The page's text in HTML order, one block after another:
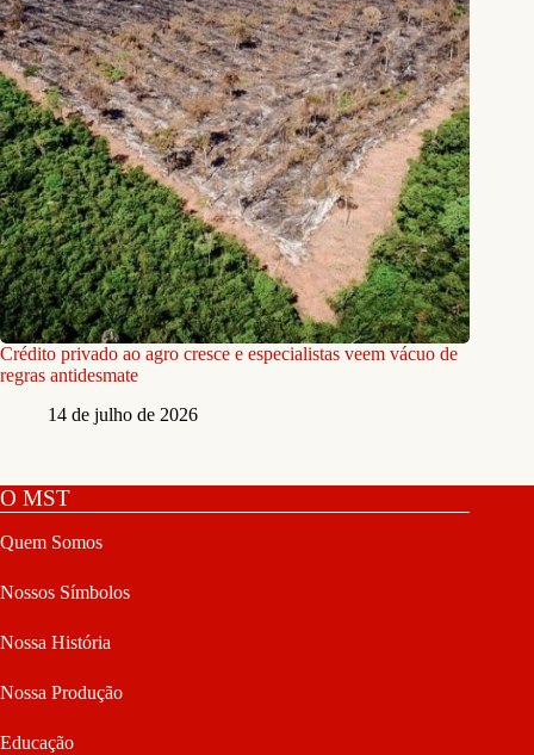
Crédito privado ao agro cresce e especialistas veem vácuo de
regras antidesmate
14 de julho de 2026
O MST
Quem Somos
Nossos Símbolos
Nossa História
Nossa Produção
Educação